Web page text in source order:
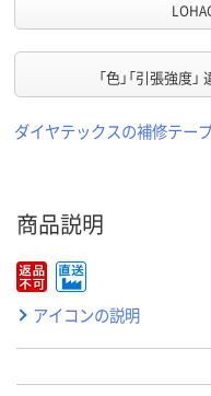
「色」「引張強度
ダイヤテックスの補修テー
商品説明
アイコンの説明